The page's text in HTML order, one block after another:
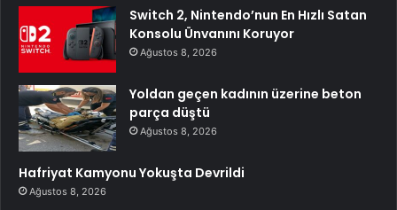
Switch 2, Nintendo’nun En Hızlı Satan
Konsolu Ünvanını Koruyor
Ağustos 8, 2026
Yoldan geçen kadının üzerine beton
parça düştü
Ağustos 8, 2026
Hafriyat Kamyonu Yokuşta Devrildi
Ağustos 8, 2026